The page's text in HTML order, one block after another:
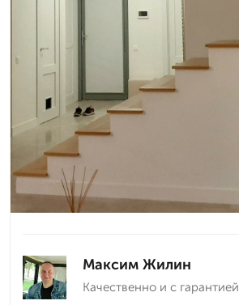
Максим Жилин
Качественно и с гарантией